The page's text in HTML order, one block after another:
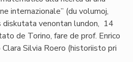
internazionale” (du volumoj,
venontan lundon, 14
de Torino, fare de prof. Enrico
Silvia Roero (historiisto pri